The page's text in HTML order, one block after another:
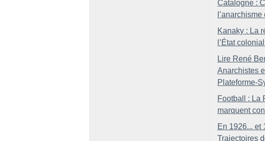
Catalogne :
Kanaky : La
l’État
Lire René
Anarchistes
Plateforme-
Football : La
marquent
En 1926... et
Trajectoires